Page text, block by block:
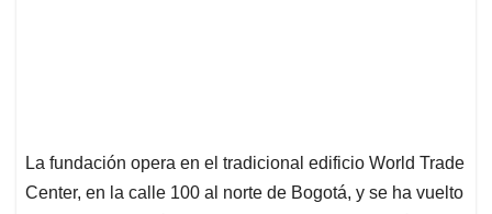
La fundación opera en el tradicional edificio World Trade
Center, en la calle 100 al norte de Bogotá, y se ha vuelto